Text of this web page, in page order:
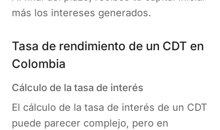
más los intereses generados.
Tasa de rendimiento de un CDT en
Colombia
Cálculo de la tasa de interés
El cálculo de la tasa de interés de un CDT
puede parecer complejo, pero en